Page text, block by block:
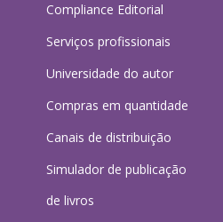
Compliance Editorial
Serviços profissionais
Universidade do autor
Compras em quantidade
Canais de distribuição
Simulador de publicação
de livros